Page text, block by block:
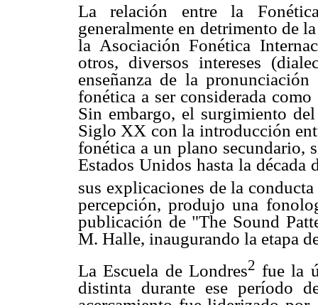
La relación entre la
generalmente en detrimento de
la Asociación Fonética
otros, diversos intereses
enseñanza de la
fonética a ser considerada
Sin embargo, el surgimiento
Siglo XX con la introducción
fonética a un plano secundario,
Estados Unidos hasta la
sus explicaciones de la
percepción, produjo una
publicación de "The Sound
M. Halle, inaugurando la etapa
La Escuela de Londres2 fue la
distinta durante ese período